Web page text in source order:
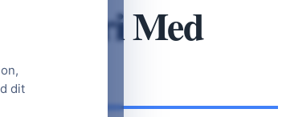
dit
Med